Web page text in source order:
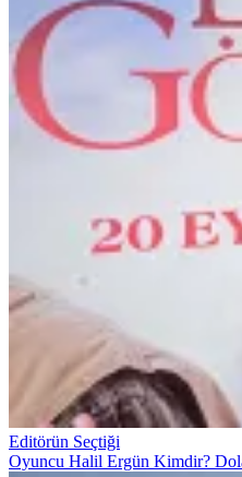
Editörün Seçtiği
Oyuncu Halil Ergün Kimdir?